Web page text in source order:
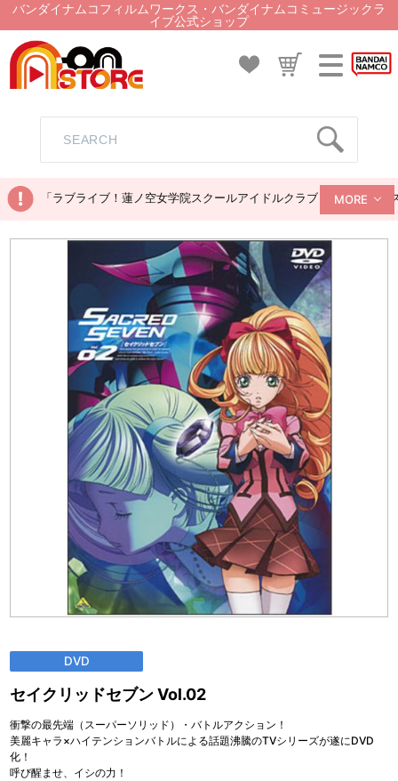
バンダイナムコフィルムワークス・バンダイナムコミュージックラ
イブ公式ショップ
「ラブライブ！蓮ノ空女学院スクールアイドルクラブ ぬいぐるみ
MORE
DVD
セイクリッドセブン Vol.02
衝撃の最先端（スーパーソリッド）・バトルアクション！
美麗キャラ×ハイテンションバトルによる話題沸騰のTVシリーズが遂にDVD
化！
呼び醒ませ、イシの力！